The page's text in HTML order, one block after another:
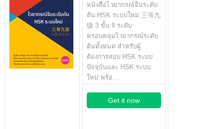
หนังสือไวยากรณ์จีนระดับ
ต้น HSK ระบบใหม่ 三等九
级 3 ขั้น 9 ระดับ
ครอบคลุมไวยากรณ์ระดับ
ต้นทั้งหมด สำหรับผู้
ต้องการสอบ HSK ระบบ
ปัจจุบันและ HSK ระบบ
ใหม่ พร้อ…
Get it now